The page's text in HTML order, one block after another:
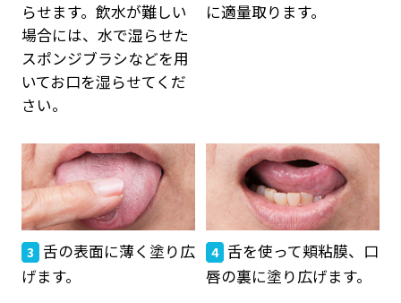
らせます。飲水が難しい
場合には、水で湿らせた
スポンジブラシなどを用
いてお口を湿らせてくだ
さい。
に適量取ります。
3 舌の表面に薄く塗り広
げます。
4 舌を使って頬粘膜、口
唇の裏に塗り広げます。